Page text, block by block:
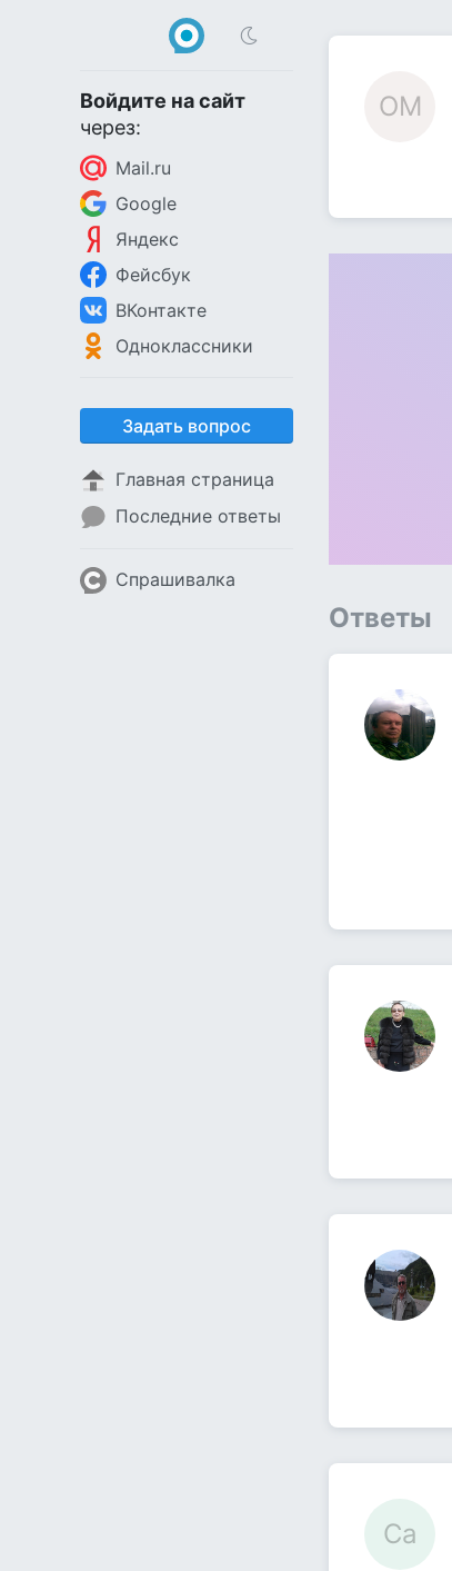
Войдите на сайт
через:
Mail.ru
Google
Яндекс
Фейсбук
ВКонтакте
Одноклассники
Задать вопрос
Главная страница
Последние ответы
Спрашивалка
ОМ
Ответы
Са